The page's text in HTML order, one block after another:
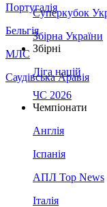
Португалія
Бельгія
МЛС
Саудівська Аравія
Суперкубок
Збірна України
Збірні
Ліга націй
ЧС 2026
Чемпіонати
Англія
Іспанія
АПЛ Top News
Італія